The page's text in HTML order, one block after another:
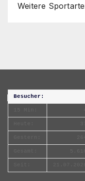
Weitere
Besucher: